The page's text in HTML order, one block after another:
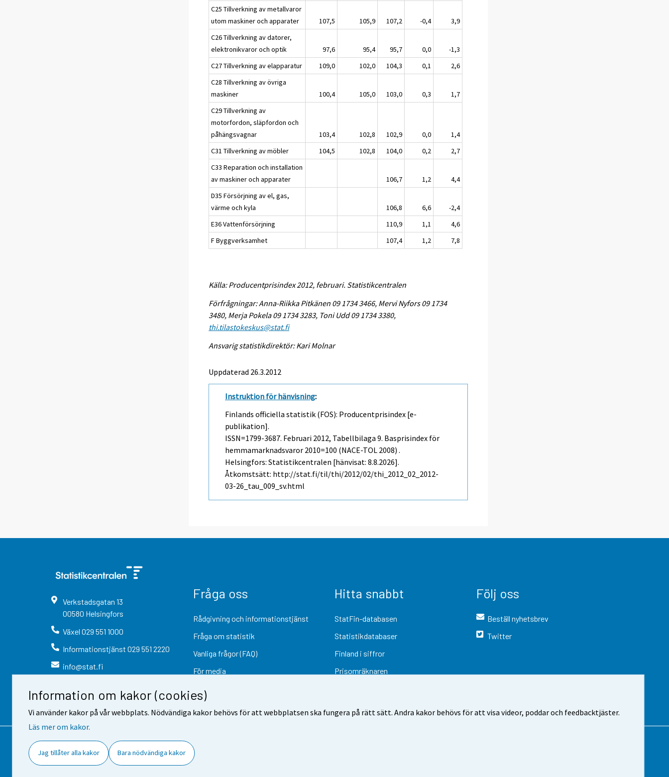
Information om kakor (cookies)
Vi använder kakor på vår webbplats. Nödvändiga kakor behövs för att webbplatsen ska fungera på rätt sätt. Andra kakor behövs för att visa videor, poddar och feedbacktjäster.
Läs mer om kakor.
Jag tillåter alla kakor Bara nödvändiga kakor
C25 Tillverkning av metallvaror
utom maskiner och apparater
107,5 105,9 107,2 -0,4
3,9
C26 Tillverkning av datorer,
elektronikvaror och optik
97,6 95,4 95,7 0,0
-1,3
C27 Tillverkning av elapparatur
109,0 102,0 104,3 0,1
2,6
C28 Tillverkning av övriga
maskiner
100,4 105,0 103,0 0,3
1,7
C29 Tillverkning av
motorfordon, släpfordon och
påhängsvagnar
103,4 102,8 102,9 0,0
1,4
C31 Tillverkning av möbler
104,5 102,8 104,0 0,2
2,7
C33 Reparation och installation
av maskiner och apparater
106,7 1,2
4,4
D35 Försörjning av el, gas,
värme och kyla
106,8 6,6
-2,4
E36 Vattenförsörjning
110,9 1,1
4,6
F Byggverksamhet
107,4 1,2 7,8
Källa: Producentprisindex 2012, februari. Statistikcentralen
Förfrågningar: Anna-Riikka Pitkänen 09 1734 3466, Mervi Nyfors 09 1734
3480, Merja Pokela 09 1734 3283, Toni Udd 09 1734 3380,
thi.tilastokeskus@stat.fi
Ansvarig statistikdirektör: Kari Molnar
Uppdaterad 26.3.2012
Instruktion för hänvisning:
Finlands officiella statistik (FOS): Producentprisindex [e-
publikation].
ISSN=1799-3687. Februari 2012, Tabellbilaga 9. Basprisindex för
hemmamarknadsvaror 2010=100 (NACE-TOL 2008) .
Helsingfors: Statistikcentralen [hänvisat: 8.8.2026].
Åtkomstsätt: http://stat.fi/til/thi/2012/02/thi_2012_02_2012-
03-26_tau_009_sv.html
Verkstadsgatan 13
00580 Helsingfors
Växel 029 551 1000
Informationstjänst 029 551 2220
info@stat.fi
Fråga oss
Rådgivning och informationstjänst
Fråga om statistik
Vanliga frågor (FAQ)
För media
Hitta snabbt
StatFin-databasen
Statistikdatabaser
Finland i siffror
Prisomräknaren
Följ oss
Beställ nyhetsbrev
Twitter
Kontaktinformation Respons